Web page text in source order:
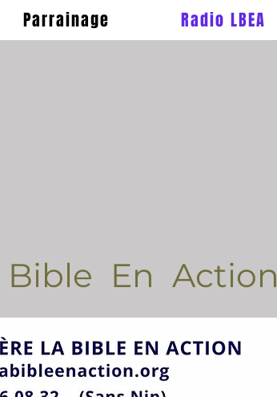
Parrainage Radio LBEA
Bible En Action